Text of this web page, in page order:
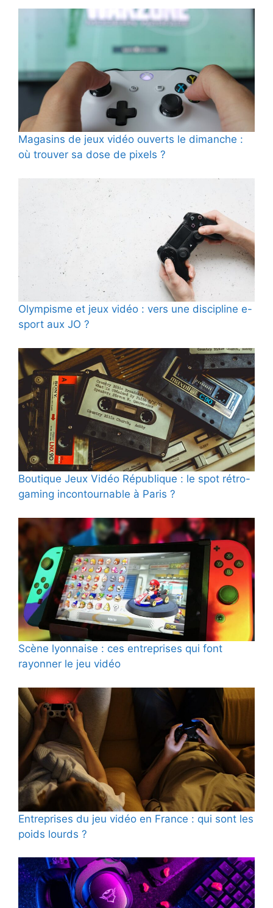
Magasins de jeux vidéo ouverts le dimanche :
où trouver sa dose de pixels ?
Olympisme et jeux vidéo : vers une discipline e-
sport aux JO ?
Boutique Jeux Vidéo République : le spot rétro-
gaming incontournable à Paris ?
Scène lyonnaise : ces entreprises qui font
rayonner le jeu vidéo
Entreprises du jeu vidéo en France : qui sont les
poids lourds ?